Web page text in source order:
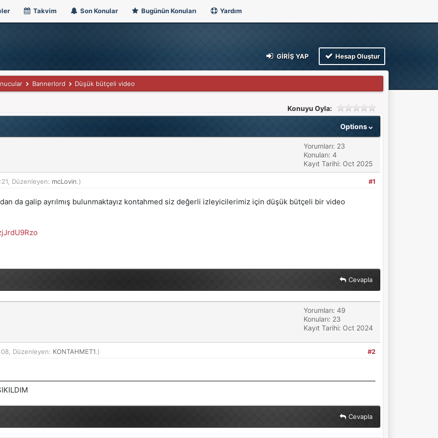
Takvim Son Konular Bugünün Konuları Yardım
GIRIŞ YAP Hesap Oluştur
Bannerlord Düşük bütçeli video
Konuyu Oyla:
Options
Yorumları: 23
Konuları: 4
Kayıt Tarihi: Oct 2025
#1
Düzenleyen: mcLovin.)
da galip ayrılmış bulunmaktayız kontahmed siz değerli izleyicilerimiz için düşük bütçeli bir video
Cevapla
Yorumları: 49
Konuları: 23
Kayıt Tarihi: Oct 2024
#2
Düzenleyen: KONTAHMET1.)
Cevapla